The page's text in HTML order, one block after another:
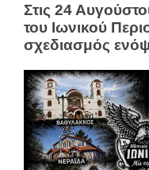
Στις 24
του Ιωνικού
σχεδιασμός